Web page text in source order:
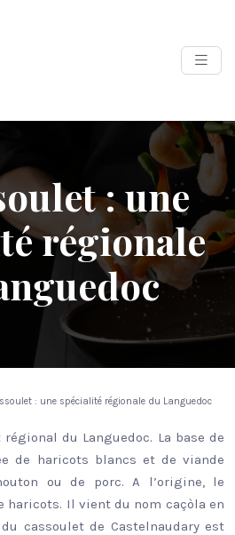
: une
régionale
: une spécialité régionale du Languedoc
du Languedoc. La base de
de haricots blancs et de viande
ou de porc. A l’origine, le
haricots. Il vient du nom caçòla en
cassoulet de Castelnaudary est